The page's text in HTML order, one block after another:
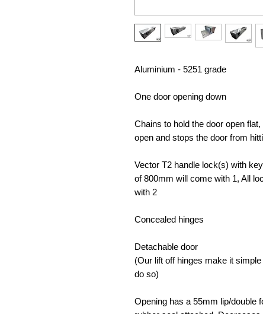
Aluminium - 5251 grade
One door opening down
Chains to hold the door open
open and stops the door from
Vector T2 handle lock(s) with
of 800mm will come with 1, All
with 2
Concealed hinges
Detachable door
(Our lift off hinges make it
do so)
Opening has a 55mm lip/double